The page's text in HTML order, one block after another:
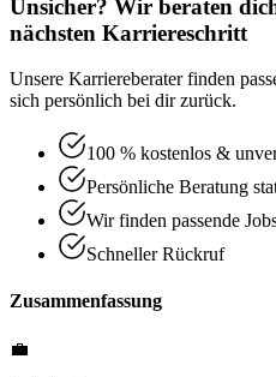
Unsicher? Wir beraten
nächsten Karriereschritt
Unsere Karriereberater finden
sich persönlich bei dir zurück.
100 % kostenlos &
Persönliche Beratung
Wir finden passende
Schneller Rückruf
Zusammenfassung
💼